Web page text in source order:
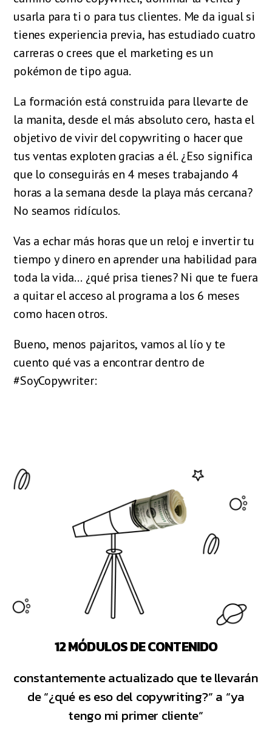
usarla para ti o para tus clientes. Me da igual si
tienes experiencia previa, has estudiado cuatro
carreras o crees que el marketing es un
pokémon de tipo agua.
La formación está construida para llevarte de
la manita, desde el más absoluto cero, hasta el
objetivo de vivir del copywriting o hacer que
tus ventas exploten gracias a él. ¿Eso significa
que lo conseguirás en 4 meses trabajando 4
horas a la semana desde la playa más cercana?
No seamos ridículos.
Vas a echar más horas que un reloj e invertir tu
tiempo y dinero en aprender una habilidad para
toda la vida… ¿qué prisa tienes? Ni que te fuera
a quitar el acceso al programa a los 6 meses
como hacen otros.
Bueno, menos pajaritos, vamos al lío y te
cuento qué vas a encontrar dentro de
#SoyCopywriter:
12 MÓDULOS DE CONTENIDO
constantemente actualizado que te llevarán
de “¿qué es eso del copywriting?” a “ya
tengo mi primer cliente”